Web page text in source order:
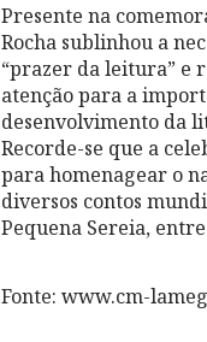
Presente na
Rocha sublinhou a
“prazer da leitura” e
atenção para a
desenvolvimento da
Recorde-se que a
para homenagear o
diversos contos
Pequena Sereia,
Fonte: www.cm-